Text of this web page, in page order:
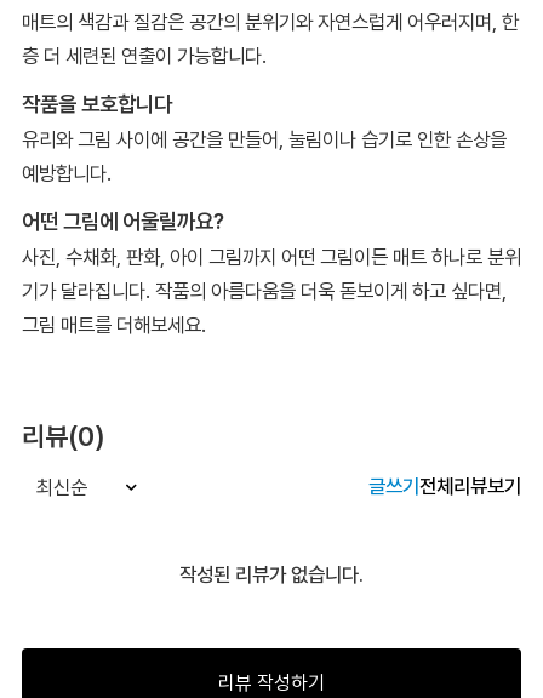
매트의 색감과 질감은 공간의 분위기와 자연스럽게 어우러지며, 한
층 더 세련된 연출이 가능합니다.
작품을 보호합니다
유리와 그림 사이에 공간을 만들어, 눌림이나 습기로 인한 손상을
예방합니다.
어떤 그림에 어울릴까요?
사진, 수채화, 판화, 아이 그림까지 어떤 그림이든 매트 하나로 분위
기가 달라집니다. 작품의 아름다움을 더욱 돋보이게 하고 싶다면,
그림 매트를 더해보세요.
리뷰(0)
최신순 글쓰기전체리뷰보기
작성된 리뷰가 없습니다.
리뷰 작성하기